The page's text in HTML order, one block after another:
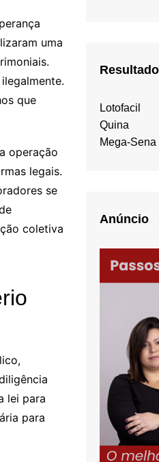
uma
que
operação
legais.
se
coletiva
lei para
para
Lotofacil
Quina
Mega-Sena
Anúncio